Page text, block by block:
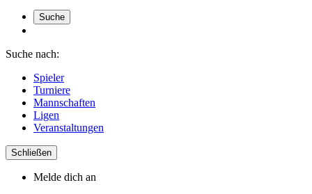
Suche
Suche nach:
Spieler
Turniere
Mannschaften
Ligen
Veranstaltungen
Schließen
Melde dich an